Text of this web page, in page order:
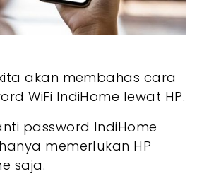
akan membahas cara
WiFi IndiHome lewat HP.
password IndiHome
memerlukan HP
saja.